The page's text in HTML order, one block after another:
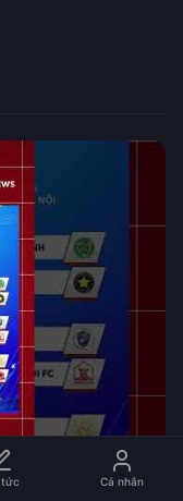
05:30
tức Cá nhân